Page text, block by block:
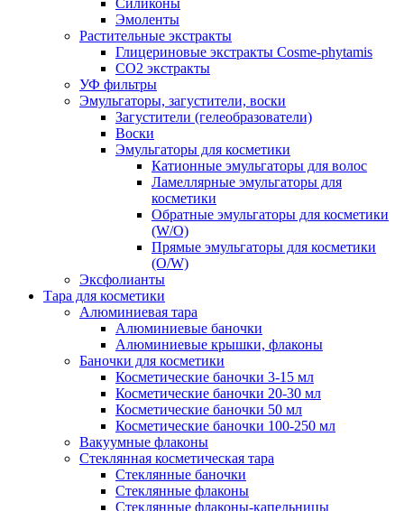
Силиконы
Эмоленты
Растительные экстракты
Глицериновые экстракты Cosme-phytamis
СО2 экстракты
УФ фильтры
Эмульгаторы, загустители, воски
Загустители (гелеобразователи)
Воски
Эмульгаторы для косметики
Катионные эмульгаторы для волос
Ламеллярные эмульгаторы для
косметики
Обратные эмульгаторы для косметики
(W/O)
Прямые эмульгаторы для косметики
(O/W)
Эксфолианты
Тара для косметики
Алюминиевая тара
Алюминиевые баночки
Алюминиевые крышки, флаконы
Баночки для косметики
Косметические баночки 3-15 мл
Косметические баночки 20-30 мл
Косметические баночки 50 мл
Косметические баночки 100-250 мл
Вакуумные флаконы
Стеклянная косметическая тара
Стеклянные баночки
Стеклянные флаконы
Стеклянные флаконы-капельницы